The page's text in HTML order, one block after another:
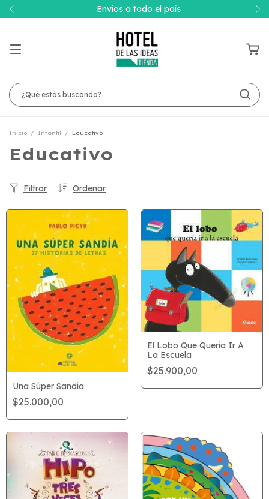
Envíos a todo el país
Inicio / Infantil / Educativo
Educativo
Ordenar
Filtrar
Una Súper Sandía
$25.000,00
El Lobo Que Quería Ir A
La Escuela
$25.900,00